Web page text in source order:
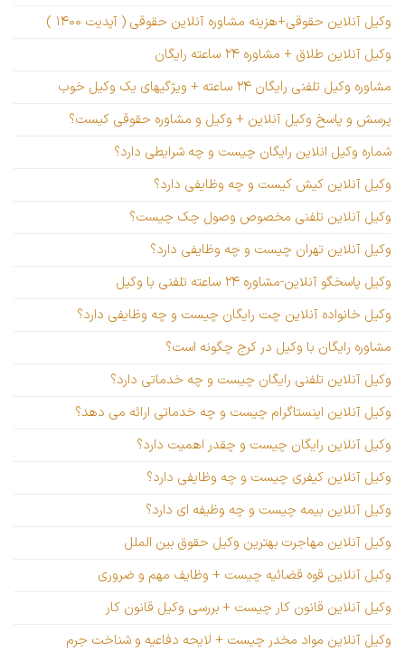
وکیل آنلاین حقوقی+هزینه مشاوره آنلاین حقوقی ( آپدیت ۱۴۰۰ )
وکیل آنلاین طلاق + مشاوره ۲۴ ساعته رایگان
مشاوره وکیل تلفنی رایگان ۲۴ ساعته + ویژگیهای یک وکیل خوب
پرسش و پاسخ وکیل آنلاین + وکیل و مشاوره حقوقی کیست؟
شماره وکیل انلاین رایگان چیست و چه شرایطی دارد؟
وکیل آنلاین کیش کیست و چه وظایفی دارد؟
وکیل آنلاین تلفنی مخصوص وصول چک چیست؟
وکیل آنلاین تهران چیست و چه وظایفی دارد؟
وکیل پاسخگو آنلاین-مشاوره ۲۴ ساعته تلفنی با وکیل
وکیل خانواده آنلاین چت رایگان چیست و چه وظایفی دارد؟
مشاوره رایگان با وکیل در کرج چگونه است؟
وکیل آنلاین تلفنی رایگان چیست و چه خدماتی دارد؟
وکیل آنلاین اینستاگرام چیست و چه خدماتی ارائه می دهد؟
وکیل آنلاین رایگان چیست و چقدر اهمیت دارد؟
وکیل آنلاین کیفری چیست و چه وظایفی دارد؟
وکیل آنلاین بیمه چیست و چه وظیفه ای دارد؟
وکیل آنلاین مهاجرت بهترین وکیل حقوق بین الملل
وکیل آنلاین قوه قضائیه چیست + وظایف مهم و ضروری
وکیل آنلاین قانون کار چیست + بررسی وکیل قانون کار
وکیل آنلاین مواد مخدر چیست + لایحه دفاعیه و شناخت جرم